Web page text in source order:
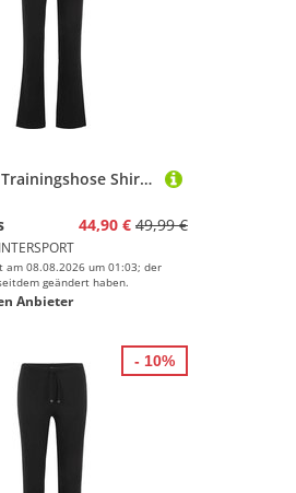
JOY Damen Trainingshose Shirley Wellness Pants
44,90 € 49,99 €
INTERSPORT
08.08.2026 um 01:03; der
geändert haben.
Anbieter
- 10%